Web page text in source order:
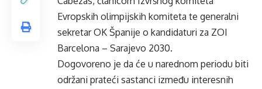
Evropskih olimpijskih komiteta te generalni
sekretar OK Španije o kandidaturi za ZOI
Barcelona – Sarajevo 2030.
Dogovoreno je da će u narednom periodu biti
održani prateći sastanci između interesnih